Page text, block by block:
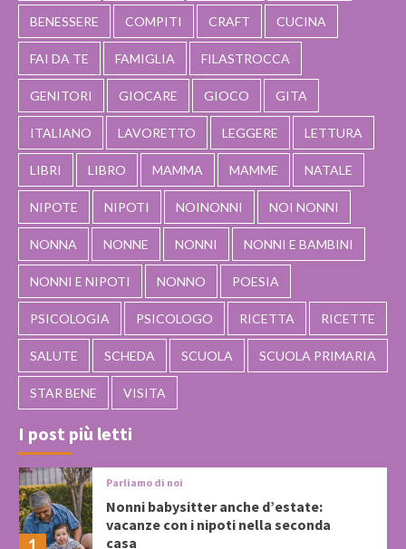
BENESSERE COMPITI CRAFT CUCINA
FAI DA TE FAMIGLIA FILASTROCCA
GENITORI GIOCARE GIOCO GITA
ITALIANO LAVORETTO LEGGERE LETTURA
LIBRI LIBRO MAMMA MAMME NATALE
NIPOTE NIPOTI NOINONNI NOI NONNI
NONNA NONNE NONNI NONNI E BAMBINI
NONNI E NIPOTI NONNO POESIA
PSICOLOGIA PSICOLOGO RICETTA RICETTE
SALUTE SCHEDA SCUOLA SCUOLA PRIMARIA
STAR BENE VISITA
I post più letti
Parliamo di noi
Nonni babysitter anche d’estate:
vacanze con i nipoti nella seconda
casa